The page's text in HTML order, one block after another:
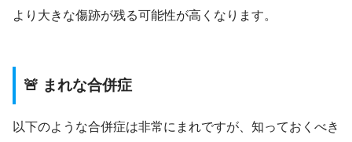
より大きな傷跡が残る可能性が高くなります。
🚨 まれな合併症
以下のような合併症は非常にまれですが、知っておくべき